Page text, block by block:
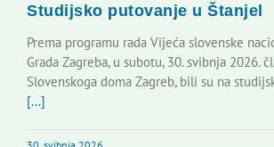
Studijsko putovanje u Štanjel
Prema programu rada Vijeća slovenske
Grada Zagreba, u subotu, 30. svibnja 2026.
Slovenskoga doma Zagreb, bili su na
[...]